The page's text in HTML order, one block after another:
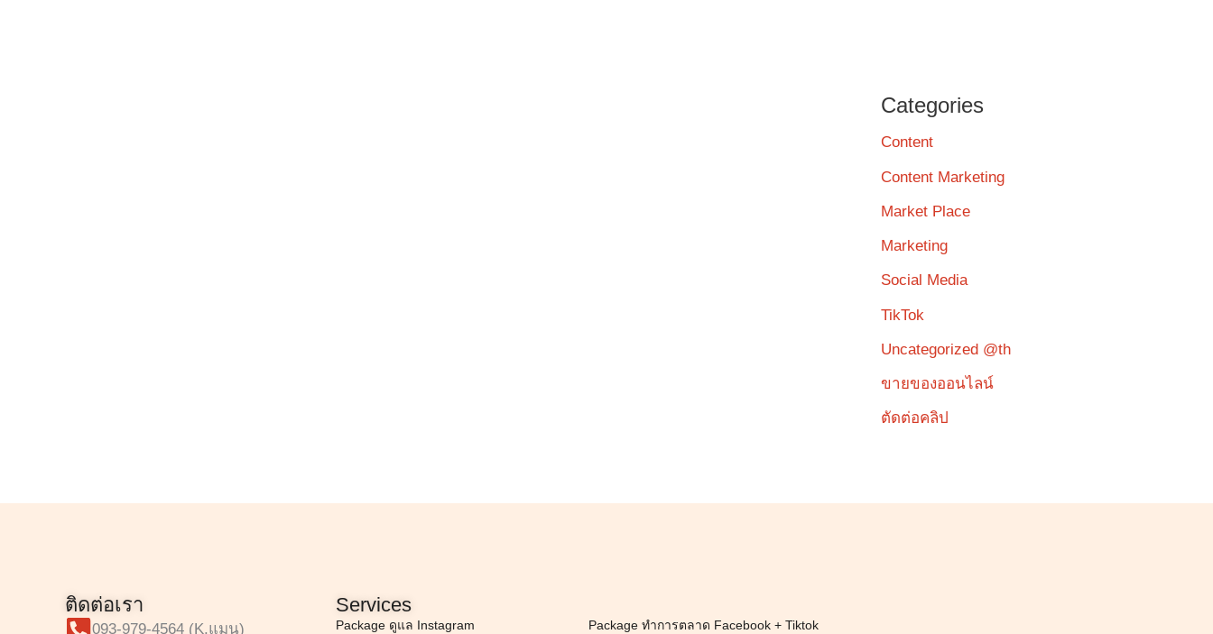
Categories
Content
Content Marketing
Market Place
Marketing
Social Media
TikTok
Uncategorized @th
ขายของออนไลน์
ตัดต่อคลิป
ติดต่อเรา
093-979-4564 (K.แมน)
Services
Package ดูแล Instagram Package ทำการตลาด Facebook + Tiktok